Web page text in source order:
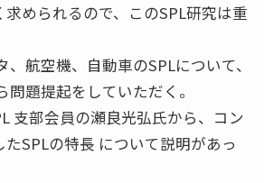
められるので、このSPL研究は重
航空機、自動車のSPLについて、
題提起をしていただく。
支部会員の瀬良光弘氏から、コン
SPLの特長 について説明があっ